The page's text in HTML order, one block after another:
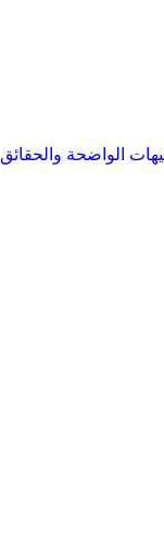
الواضحة والحقائق